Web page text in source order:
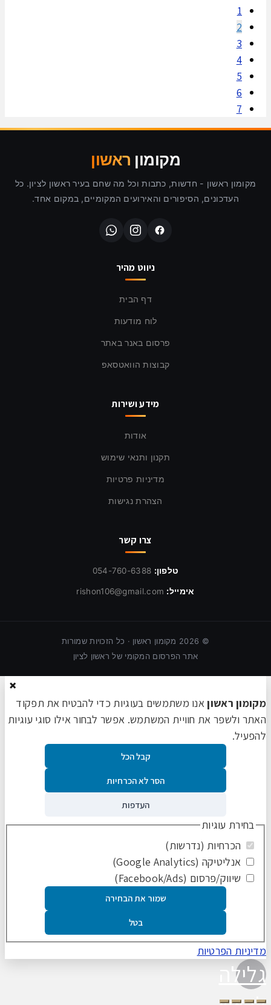
1
2
3
4
5
6
7
מקומון ראשון
מקומון ראשון - חדשות, כתבות וכל מה שחם בעיר ראשון לציון. כל
העדכונים, הסיפורים והאירועים המקומיים, במקום אחד.
ניווט מהיר
דף הבית
לוח מודעות
פרסום באנר באתר
קבוצות הוואטסאפ
מידע ושירות
אודות
תקנון ותנאי שימוש
מדיניות פרטיות
הצהרת נגישות
צרו קשר
טלפון: 054-760-6388
אימייל: rishon106@gmail.com
©
2026 מקומון ראשון · כל הזכויות שמורות
אתר הפרסום המקומי של ראשון לציון
×
מקומון ראשוןאנו משתמשים בעוגיות כדי להבטיח את תפקוד
האתר ולשפר את חוויית המשתמש. אפשר לבחור אילו סוגי עוגיות
להפעיל.
קבל הכל
הסר לא הכרחיות
העדפות
בחירת עוגיות
הכרחיות (נדרשות)
אנליטיקה (Google Analytics)
שיווק/פרסום (Facebook/Ads)
שמור את הבחירה
בטל
מדיניות הפרטיות
גלילה